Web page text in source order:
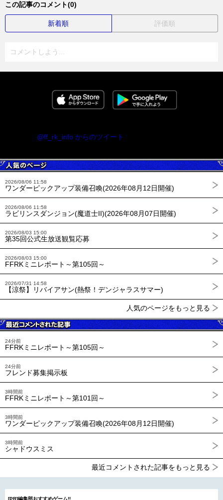
この記事のコメント(0)
新着順 評価順
コメントしよう...
@ff_rk_info からのツイート
2026/08/06 11:58
ワンダーピックアップ装備召喚(2026年08月12日開催)
2026/08/06 11:58
ラビリンスダンジョン(魔道士II)(2026年08月07日開催)
2026/08/03 15:00
第35回公式生放送観覧応募
2026/08/03 15:00
FFRKミニレポート～第105回～
2026/07/31 14:58
【涼祭】リバイアサン(熱祭！デンジャラスサマー)
人気のページをもっと見る
24分前
FFRKミニレポート～第105回～
24分前
フレンド募集掲示板
3時間前
FFRKミニレポート～第101回～
3時間前
ワンダーピックアップ装備召喚(2026年08月12日開催)
3時間前
シャドウスミス
最近コメントされた記事をもっと見る
[PR]編集部おすすめゲーム!!